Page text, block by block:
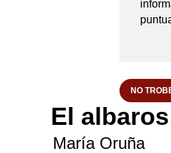
NO
El
María Oruña